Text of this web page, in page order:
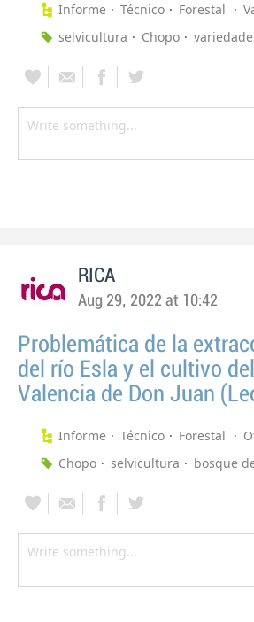
Informe Técnico Forestal
selvicultura
Chopo
RICA
Aug 29, 2022 at 10:42
Problemática de la
del río Esla y el cultivo
Valencia de Don Juan
Informe Técnico Forestal
Chopo
selvicultura bosque